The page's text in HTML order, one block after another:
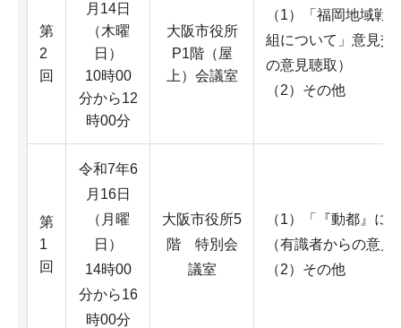
第
2
回
月14日
（木曜
日）
10時00
分から12
時00分
大阪市役所
P1階（屋
上）会議室
（1）「福岡地域戦
組について」意見交
の意見聴取）
（2）その他
第
1
回
令和7年6
月16日
（月曜
日）
14時00
分から16
時00分
大阪市役所5
階 特別会
議室
（1）「『動都』に
（有識者からの意見
（2）その他